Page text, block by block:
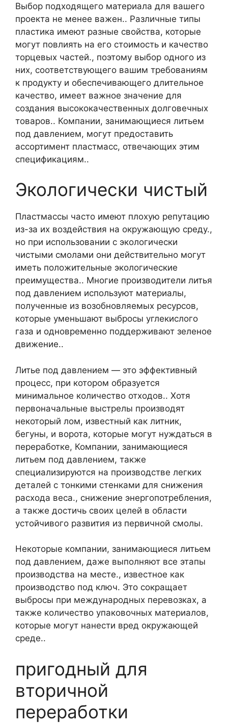
Выбор подходящего материала для вашего
проекта не менее важен.. Различные типы
пластика имеют разные свойства, которые
могут повлиять на его стоимость и качество
торцевых частей., поэтому выбор одного из
них, соответствующего вашим требованиям
к продукту и обеспечивающего длительное
качество, имеет важное значение для
создания высококачественных долговечных
товаров.. Компании, занимающиеся литьем
под давлением, могут предоставить
ассортимент пластмасс, отвечающих этим
спецификациям..
Экологически чистый
Пластмассы часто имеют плохую репутацию
из-за их воздействия на окружающую среду.,
но при использовании с экологически
чистыми смолами они действительно могут
иметь положительные экологические
преимущества.. Многие производители литья
под давлением используют материалы,
полученные из возобновляемых ресурсов,
которые уменьшают выбросы углекислого
газа и одновременно поддерживают зеленое
движение..
Литье под давлением — это эффективный
процесс, при котором образуется
минимальное количество отходов.. Хотя
первоначальные выстрелы производят
некоторый лом, известный как литник,
бегуны, и ворота, которые могут нуждаться в
переработке, Компании, занимающиеся
литьем под давлением, также
специализируются на производстве легких
деталей с тонкими стенками для снижения
расхода веса., снижение энергопотребления,
а также достичь своих целей в области
устойчивого развития из первичной смолы.
Некоторые компании, занимающиеся литьем
под давлением, даже выполняют все этапы
производства на месте., известное как
производство под ключ. Это сокращает
выбросы при международных перевозках, а
также количество упаковочных материалов,
которые могут нанести вред окружающей
среде..
пригодный для
вторичной
переработки